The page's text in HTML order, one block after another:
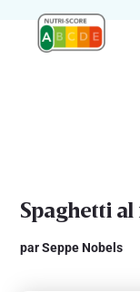
Spaghetti al
par Seppe Nobels